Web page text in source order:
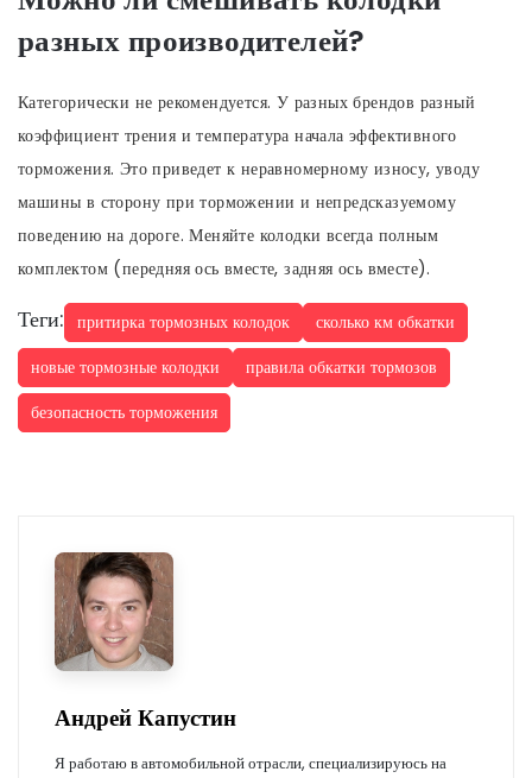
разных производителей?
Категорически не рекомендуется. У разных брендов разный
коэффициент трения и температура начала эффективного
торможения. Это приведет к неравномерному износу, уводу
машины в сторону при торможении и непредсказуемому
поведению на дороге. Меняйте колодки всегда полным
комплектом (передняя ось вместе, задняя ось вместе).
Теги: притирка тормозных колодок
сколько км обкатки
новые тормозные колодки
правила обкатки тормозов
безопасность торможения
Андрей Капустин
Я работаю в автомобильной отрасли, специализируюсь на